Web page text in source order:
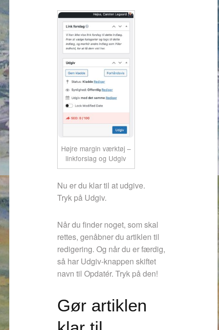
Højre margin værktøj –
linkforslag og Udgiv
Nu er du klar til at udgive.
Tryk på Udgiv.
Når du finder noget, som skal
rettes, genåbner du artiklen til
redigering. Og når du er færdig,
så har Udgiv-knappen skiftet
navn til Opdatér. Tryk på den!
Gør artiklen